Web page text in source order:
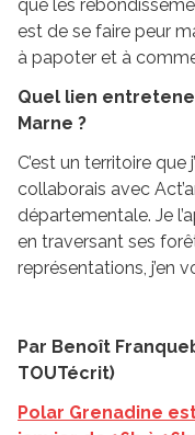
que les
est de se faire peur
à papoter et à
Quel lien
Marne ?
C’est un territoire
collaborais avec
départementale. Je
en traversant ses
représentations, j’en
Par Benoît
TOUTécrit)
Polar Grenadine